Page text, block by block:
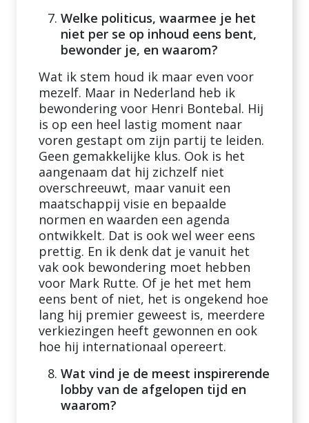
Welke politicus, waarmee je het
niet per se op inhoud eens bent,
bewonder je, en waarom?
Wat ik stem houd ik maar even voor
mezelf. Maar in Nederland heb ik
bewondering voor Henri Bontebal. Hij
is op een heel lastig moment naar
voren gestapt om zijn partij te leiden.
Geen gemakkelijke klus. Ook is het
aangenaam dat hij zichzelf niet
overschreeuwt, maar vanuit een
maatschappij visie en bepaalde
normen en waarden een agenda
ontwikkelt. Dat is ook wel weer eens
prettig. En ik denk dat je vanuit het
vak ook bewondering moet hebben
voor Mark Rutte. Of je het met hem
eens bent of niet, het is ongekend hoe
lang hij premier geweest is, meerdere
verkiezingen heeft gewonnen en ook
hoe hij internationaal opereert.
Wat vind je de meest inspirerende
lobby van de afgelopen tijd en
waarom?